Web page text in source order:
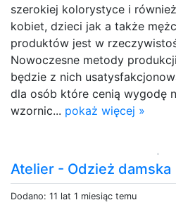
szerokiej kolorystyce i
kobiet, dzieci jak a także
produktów jest w
Nowoczesne metody
będzie z nich
dla osób które cenią wygodę
wzornic... pokaż więcej »
Atelier - Odzież damska
Dodano: 11 lat 1 miesiąc temu